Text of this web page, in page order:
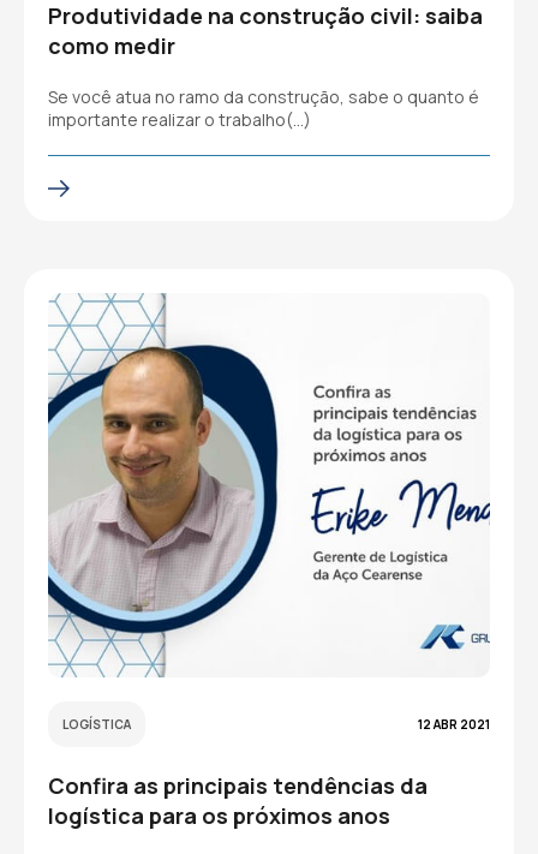
Produtividade na construção civil: saiba
como medir
Se você atua no ramo da construção, sabe o quanto é
importante realizar o trabalho(…)
LOGÍSTICA 12 ABR 2021
Confira as principais tendências da
logística para os próximos anos